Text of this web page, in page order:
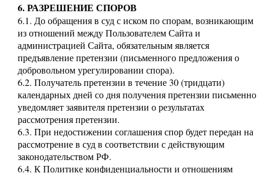
6. РАЗРЕШЕНИЕ СПОРОВ
6.1. До обращения в суд с иском по спорам, возникающим
из отношений между Пользователем Сайта и
администрацией Сайта, обязательным является
предъявление претензии (письменного предложения о
добровольном урегулировании спора).
6.2. Получатель претензии в течение 30 (тридцати)
календарных дней со дня получения претензии письменно
уведомляет заявителя претензии о результатах
рассмотрения претензии.
6.3. При недостижении соглашения спор будет передан на
рассмотрение в суд в соответствии с действующим
законодательством РФ.
6.4. К Политике конфиденциальности и отношениям